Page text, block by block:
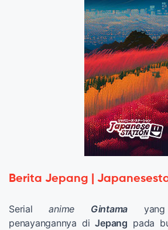
Berita Jepang |
Serialanime Gintama yang
penayangannya diJepang pada